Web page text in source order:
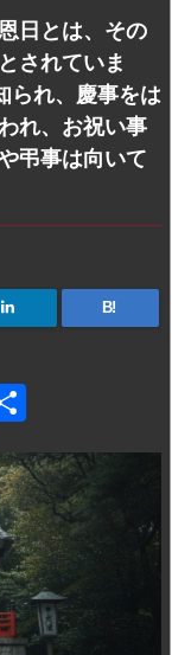
日とは、その
されていま
られ、慶事をは
れ、お祝い事
弔事は向いて
B!
有